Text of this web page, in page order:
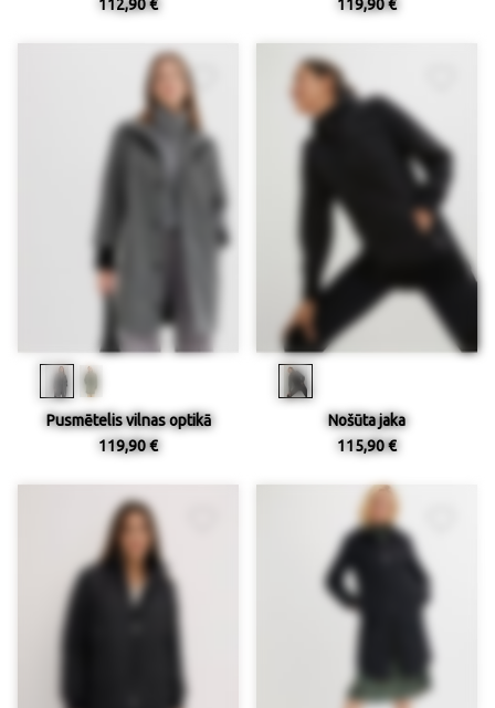
112,90 € 119,90 €
Pusmētelis vilnas optikā
119,90 €
Nošūta jaka
115,90 €